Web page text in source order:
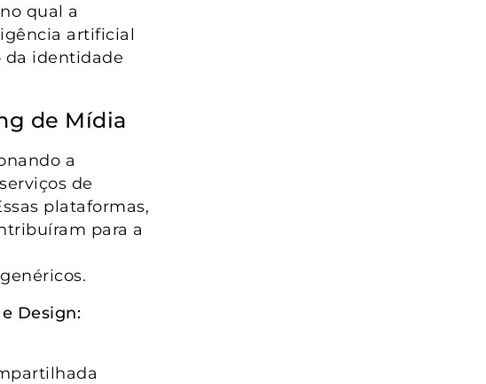
qual a
artificial
da identidade
de Mídia
a
de
plataformas,
para a
Design: